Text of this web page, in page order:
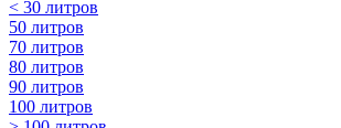
< 30 литров
50 литров
70 литров
80 литров
90 литров
100 литров